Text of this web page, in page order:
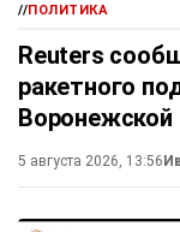
//ПОЛИТИКА
Reuters
ракетного
Воронежской
5 августа 2026, 13:56